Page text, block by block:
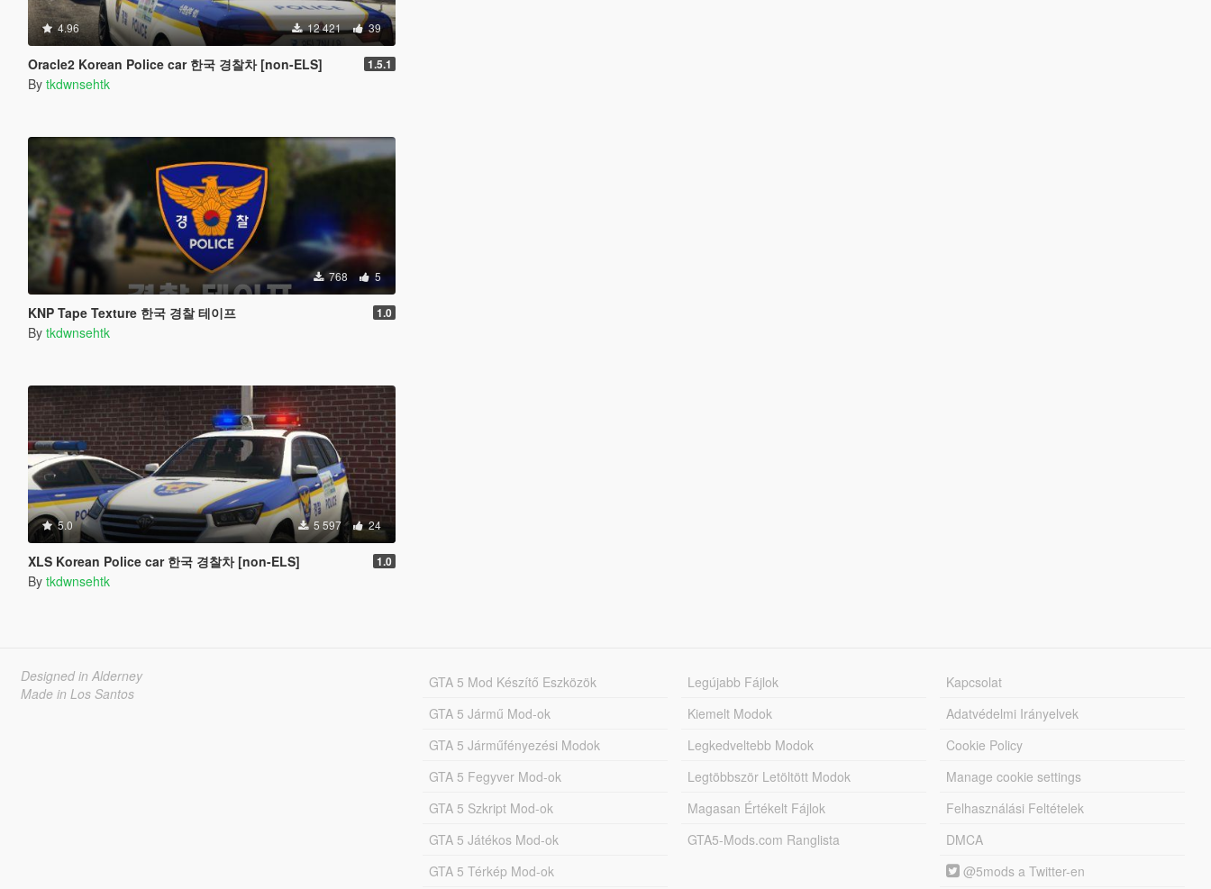
4.96 12 421 39
Oracle2 Korean Police car 한국 경찰차 [non-ELS] 1.5.1
By tkdwnsehtk
768 5
KNP Tape Texture 한국 경찰 테이프 1.0
By tkdwnsehtk
5.0 5 597 24
XLS Korean Police car 한국 경찰차 [non-ELS] 1.0
By tkdwnsehtk
Designed in Alderney
Made in Los Santos
GTA 5 Mod Készítő Eszközök
GTA 5 Jármű Mod-ok
GTA 5 Járműfényezési Modok
GTA 5 Fegyver Mod-ok
GTA 5 Szkript Mod-ok
GTA 5 Játékos Mod-ok
GTA 5 Térkép Mod-ok
Legújabb Fájlok
Kiemelt Modok
Legkedveltebb Modok
Legtöbbször Letöltött Modok
Magasan Értékelt Fájlok
GTA5-Mods.com Ranglista
Kapcsolat
Adatvédelmi Irányelvek
Cookie Policy
Manage cookie settings
Felhasználási Feltételek
DMCA
@5mods a Twitter-en